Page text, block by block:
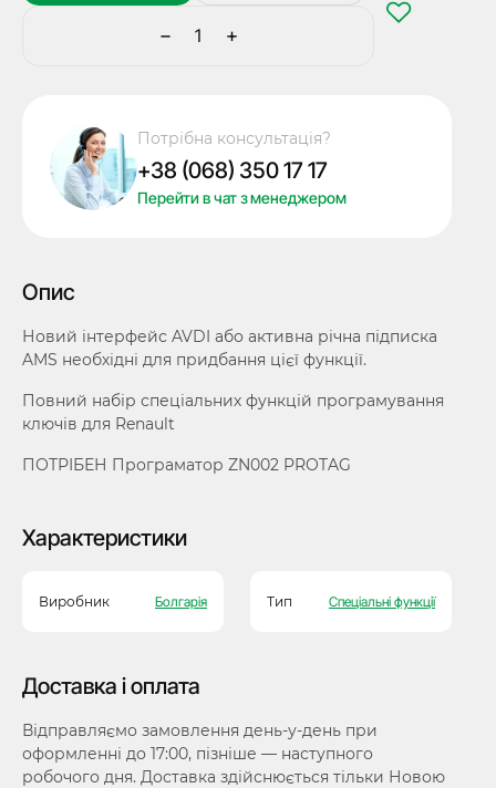
−
Спеціальний
Renault
key
programming,
+
Потрібна консультація?
+38 (068) 350 17 17
Перейти в чат з менеджером
Опис
Новий інтерфейс AVDI або активна річна підписка
AMS необхідні для придбання цієї функції.
Повний набір спеціальних функцій програмування
ключів для Renault
ПОТРІБЕН Програматор ZN002 PROTAG
Характеристики
Виробник Болгарія Тип Спеціальні функції
Доставка і оплата
Відправляємо замовлення день-у-день при
оформленні до 17:00, пізніше — наступного
робочого дня. Доставка здійснюється тільки Новою